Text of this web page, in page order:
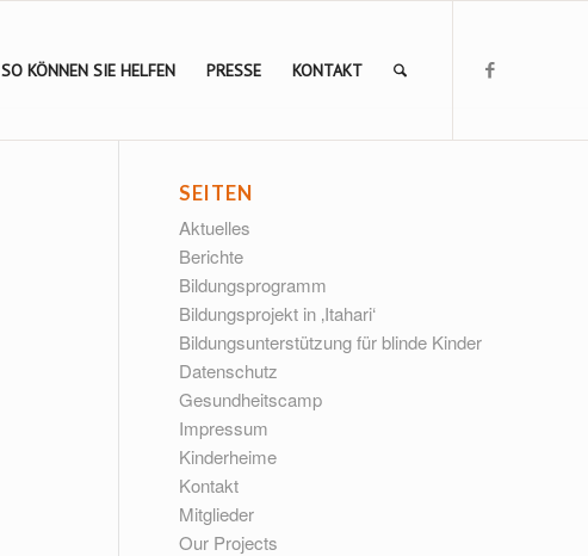
SO KÖNNEN SIE HELFEN PRESSE KONTAKT
SEITEN
Aktuelles
Berichte
Bildungsprogramm
Bildungsprojekt in ‚Itahari‘
Bildungsunterstützung für blinde Kinder
Datenschutz
Gesundheitscamp
Impressum
Kinderheime
Kontakt
Mitglieder
Our Projects